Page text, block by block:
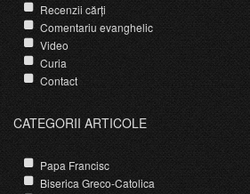
Recenzii cărți
Comentariu evanghelic
Video
Curia
Contact
CATEGORII ARTICOLE
Papa Francisc
Biserica Greco-Catolica